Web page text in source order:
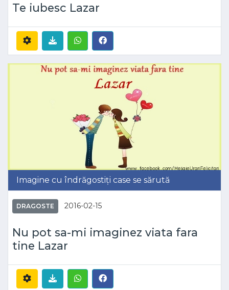
Te iubesc Lazar
Imagine cu îndrăgostiți case se sărută
DRAGOSTE 2016-02-15
Nu pot sa-mi imaginez viata fara
tine Lazar